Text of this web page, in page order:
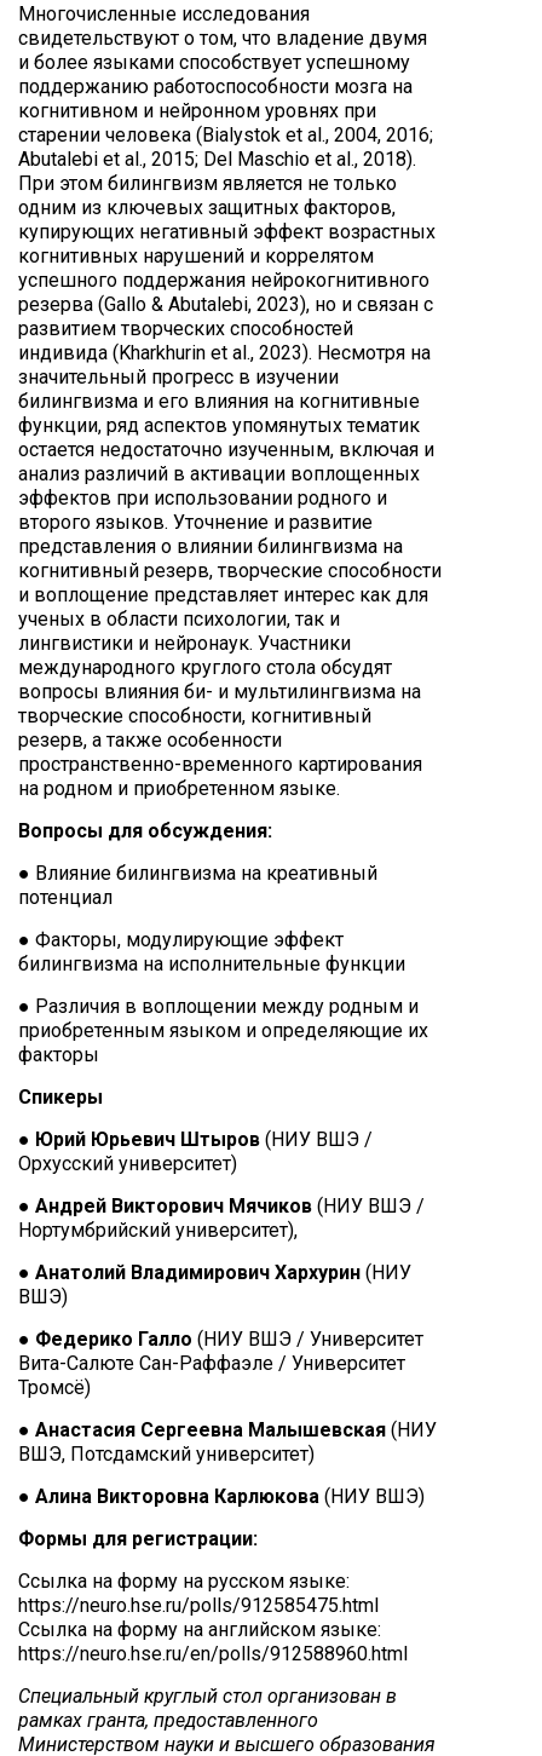
Многочисленные исследования
свидетельствуют о том, что владение двумя
и более языками способствует успешному
поддержанию работоспособности мозга на
когнитивном и нейронном уровнях при
старении человека (Bialystok et al., 2004, 2016;
Abutalebi et al., 2015; Del Maschio et al., 2018).
При этом билингвизм является не только
одним из ключевых защитных факторов,
купирующих негативный эффект возрастных
когнитивных нарушений и коррелятом
успешного поддержания нейрокогнитивного
резерва (Gallo & Abutalebi, 2023), но и связан с
развитием творческих способностей
индивида (Kharkhurin et al., 2023). Несмотря на
значительный прогресс в изучении
билингвизма и его влияния на когнитивные
функции, ряд аспектов упомянутых тематик
остается недостаточно изученным, включая и
анализ различий в активации воплощенных
эффектов при использовании родного и
второго языков. Уточнение и развитие
представления о влиянии билингвизма на
когнитивный резерв, творческие способности
и воплощение представляет интерес как для
ученых в области психологии, так и
лингвистики и нейронаук. Участники
международного круглого стола обсудят
вопросы влияния би- и мультилингвизма на
творческие способности, когнитивный
резерв, а также особенности
пространственно-временного картирования
на родном и приобретенном языке.
Вопросы для обсуждения:
● Влияние билингвизма на креативный
потенциал
● Факторы, модулирующие эффект
билингвизма на исполнительные функции
● Различия в воплощении между родным и
приобретенным языком и определяющие их
факторы
Спикеры
● Юрий Юрьевич Штыров (НИУ ВШЭ /
Орхусский университет)
● Андрей Викторович Мячиков (НИУ ВШЭ /
Нортумбрийский университет),
● Анатолий Владимирович Хархурин (НИУ
ВШЭ)
● Федерико Галло (НИУ ВШЭ / Университет
Вита-Салюте Сан-Раффаэле / Университет
Тромсё)
● Анастасия Сергеевна Малышевская (НИУ
ВШЭ, Потсдамский университет)
● Алина Викторовна Карлюкова (НИУ ВШЭ)
Формы для регистрации:
Ссылка на форму на русском языке:
https://neuro.hse.ru/polls/912585475.html
Ссылка на форму на английском языке:
https://neuro.hse.ru/en/polls/912588960.html
Специальный круглый стол организован в
рамках гранта, предоставленного
Министерством науки и высшего образования